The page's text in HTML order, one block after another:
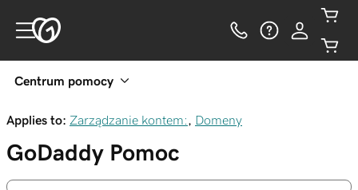
Centrum pomocy
Applies to: Zarządzanie kontem: Domeny
GoDaddy Pomoc